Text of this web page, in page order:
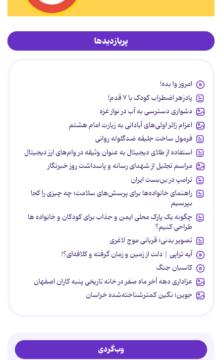
پربازدیدها
امروز وا بده!
پادزهر اضطراب کودک با ۷ قدم!
دشواری دسترسی به آب در نوار غزه
اعزام زائر اولی‌های آبادانی به زیارت امام هشتم
فرمول ساخت جلیقه ضدگلوله روانی
استفاده از طلای دیجیتال به عنوان وثیقه در وام‌های ارز دیجیتال
مراسم تجلیل از شهدای رسانه و پاسداشت روز خبرنگار
ترامپ در بن‌بست ایران
راهنمای خانواده‌ها برای پرسش‌های سلامت؛ چه چیزی را کجا
بپرسیم
چگونه یک پارک محلی ایمن و جذاب برای کودکان و خانواده ها
طراحی کنیم؟
تصویر بدنی؛ قربانی موج لاغری
آیه تراپی | دلت از زمین و زمان گرفته و کلافه‌ای؟!
کاسبان جنگ
عزاداری دهه آخر ماه صفر در خانه تاریخی پنبه کاران اصفهان
جوین؛ نگین کمترشناخته‌شده خراسان
وب‌گردی